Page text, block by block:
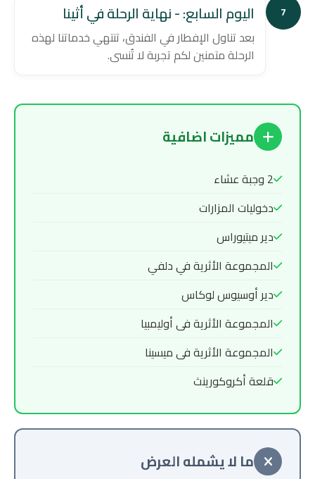
7 اليوم السابع: - نهاية الرحلة في أثينا
بعد تناول الإفطار في الفندق، تنتهي خدماتنا لهذه
الرحلة متمنين لكم تجربة لا تُنسى.
مميزات اضافية
2 وجبة عشاء
دخوليات المزارات
دير ميتيوراس
المجموعة الأثرية في دلفي
دير أوسيوس لوكاس
المجموعة الأثرية فى أوليمبيا
المجموعة الأثرية فى ميسينا
قلعة أكروكورينث
ما لا يشمله العرض